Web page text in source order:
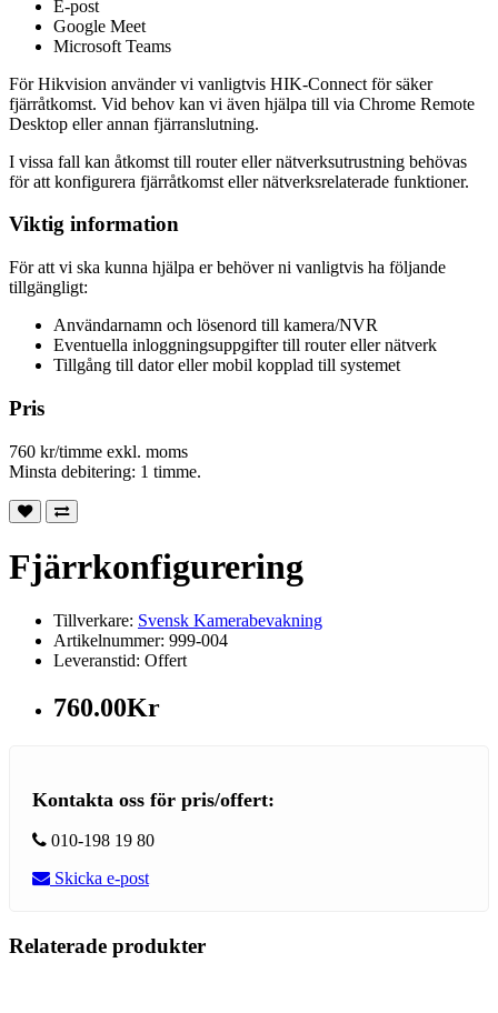
E-post
Google Meet
Microsoft Teams
För Hikvision använder vi vanligtvis HIK-Connect för säker
fjärråtkomst. Vid behov kan vi även hjälpa till via Chrome Remote
Desktop eller annan fjärranslutning.
I vissa fall kan åtkomst till router eller nätverksutrustning behövas
för att konfigurera fjärråtkomst eller nätverksrelaterade funktioner.
Viktig information
För att vi ska kunna hjälpa er behöver ni vanligtvis ha följande
tillgängligt:
Användarnamn och lösenord till kamera/NVR
Eventuella inloggningsuppgifter till router eller nätverk
Tillgång till dator eller mobil kopplad till systemet
Pris
760 kr/timme exkl. moms
Minsta debitering: 1 timme.
Fjärrkonfigurering
Tillverkare: Svensk Kamerabevakning
Artikelnummer: 999-004
Leveranstid: Offert
760.00Kr
Kontakta oss för pris/offert:
010-198 19 80
Skicka e-post
Relaterade produkter